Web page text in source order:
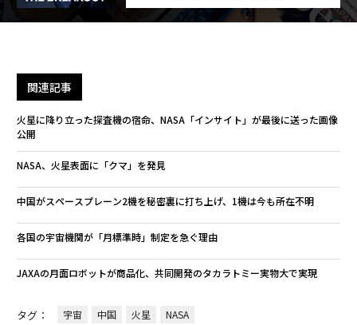
関連記事
火星に降り立った探査機の宿命、NASA「インサイト」が最後に送った画像
公開
NASA、火星表面に「クマ」を発見
中国がスペースプレーン2機を秘密裏に打ち上げ、1機は今も所在不明
各国の宇宙機関が「月標準時」制定を急ぐ理由
JAXAの月面ロボットが商品化、共同開発のタカラトミー実物大で実現
タグ： 宇宙 中国 火星 NASA